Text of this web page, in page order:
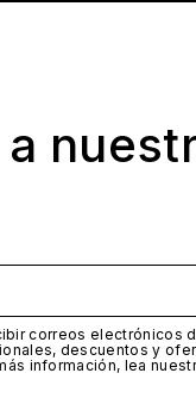
correos electrónicos
descuentos y
información, lea